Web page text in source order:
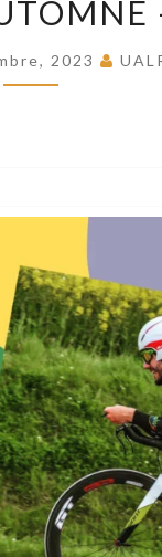
MÉMORIAL
D’AUTOMNE
–
2023